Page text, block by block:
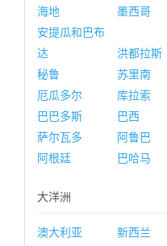
海地
墨西哥
安提瓜和巴布
达
洪都拉斯
秘鲁
苏里南
厄瓜多尔
库拉索
巴巴多斯
巴西
萨尔瓦多
阿鲁巴
阿根廷
巴哈马
大洋洲
澳大利亚 新西兰